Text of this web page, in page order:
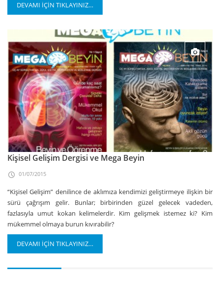
DEVAMI İÇİN TIKLAYINIZ…
Kişisel Gelişim Dergisi ve Mega Beyin
01/07/2015
“Kişisel Gelişim” denilince de aklımıza kendimizi geliştirmeye ilişkin bir
sürü çağrışım gelir. Bunlar; birbirinden güzel gelecek vadeden,
fazlasıyla umut kokan kelimelerdir. Kim gelişmek istemez ki? Kim
mükemmel olmaya burun kıvırabilir?
DEVAMI İÇİN TIKLAYINIZ…